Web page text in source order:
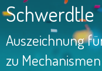
Schwerdtle
Auszeichnung
zu